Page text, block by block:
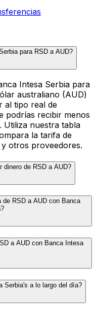
para RSD a AUD?
Intesa Serbia para
australiano (AUD)
al tipo real de
podrías recibir menos
Utiliza nuestra tabla
la tarifa de
otros proveedores.
dinero de RSD a AUD?
de RSD a AUD con Banca
a AUD con Banca Intesa
Serbia's a lo largo del día?